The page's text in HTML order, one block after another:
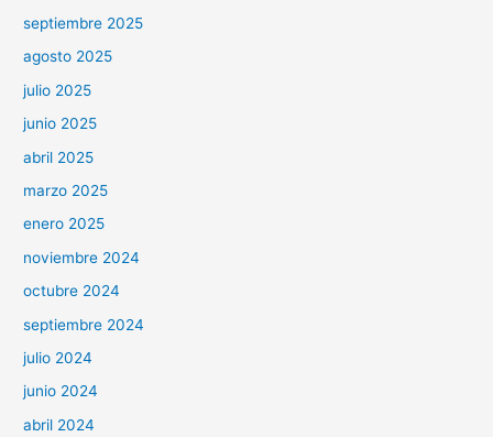
septiembre 2025
agosto 2025
julio 2025
junio 2025
abril 2025
marzo 2025
enero 2025
noviembre 2024
octubre 2024
septiembre 2024
julio 2024
junio 2024
abril 2024